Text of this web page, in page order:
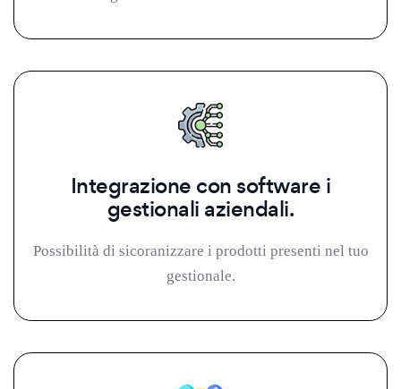
Integrazione con software i
gestionali aziendali.
Possibilità di sicoranizzare i prodotti presenti nel tuo
gestionale.